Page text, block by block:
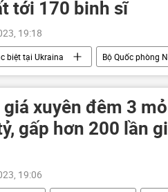
tới 170 binh sĩ
19:18
biệt tại Ukraina Bộ Quốc phòng
Ukraina Thế giới
lực lượng vũ trang Nga
xuyên đêm 3
gấp hơn 200 lần
19:06